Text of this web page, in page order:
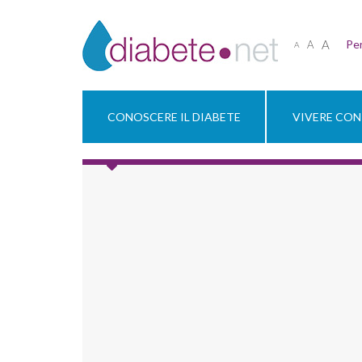
A A A
CONOSCERE IL DIABETE VIVERE